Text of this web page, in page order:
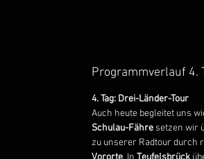
Programmverlauf 4.
4. Tag: Drei-Länder-Tour
Auch heute begleitet uns
Schulau-Fähre setzen wir
zu unserer Radtour durch